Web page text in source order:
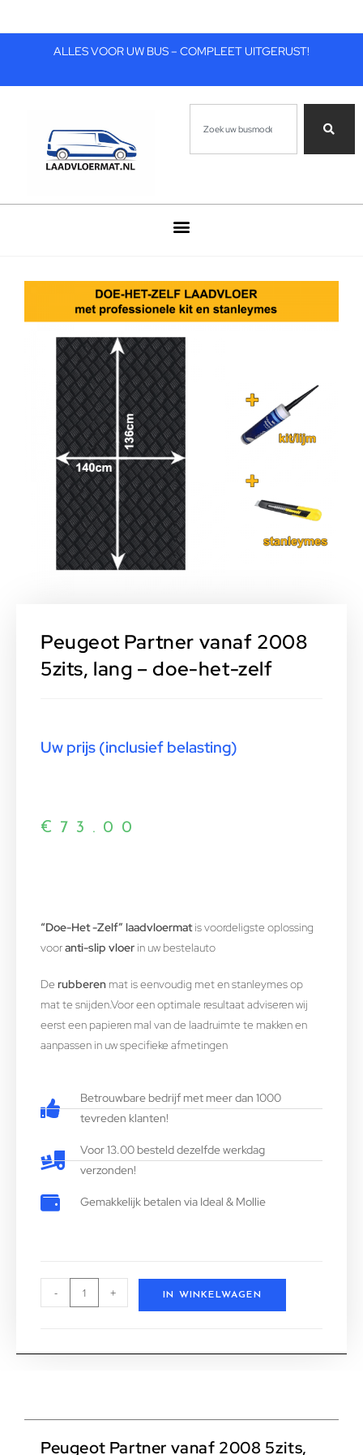
ALLES VOOR UW BUS – COMPLEET UITGERUST!
Peugeot Partner vanaf 2008
5zits, lang – doe-het-zelf
Uw prijs (inclusief belasting)
€ 73.00
“Doe-Het -Zelf” laadvloermatis voordeligste oplossing
vooranti-slip vloer in uw bestelauto
De rubberen mat is eenvoudig met en stanleymes op
mat te snijden.Voor een optimale resultaat adviseren wij
eerst een papieren mal van de laadruimte te makken en
aanpassen in uw specifieke afmetingen
Betrouwbare bedrijf met meer dan 1000
tevreden klanten!
Voor 13.00 besteld dezelfde werkdag
verzonden!
Gemakkelijk betalen via Ideal & Mollie
- + IN WINKELWAGEN
Peugeot Partner vanaf 2008 5zits,